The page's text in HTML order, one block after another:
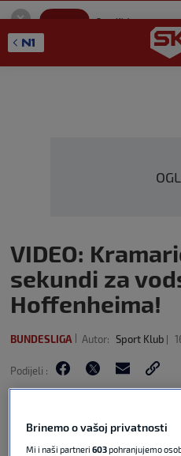
SportKlub
GET - On the Google
VIDEO:
sekundi za
Hoffenheima!
BUNDESLIGA Autor: Sport Klub
Podijeli :
Brinemo o vašoj privatnosti
Mi i naši partneri603pohranjujemo